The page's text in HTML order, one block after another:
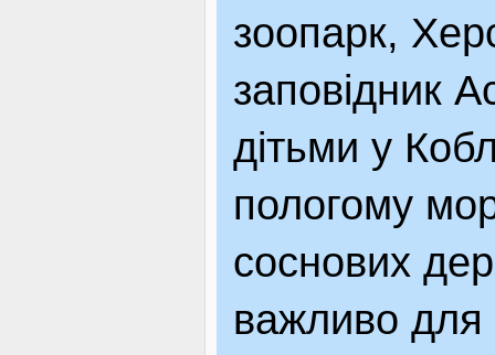
зоопарк,
заповідник
дітьми у
пологому
соснових
важливо для